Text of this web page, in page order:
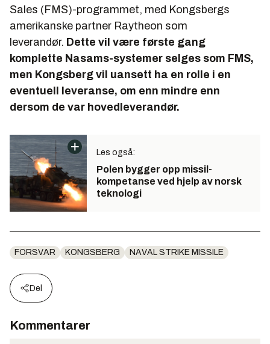
Sales (FMS)-programmet, med Kongsbergs
amerikanske partner Raytheon som
leverandør. Dette vil være første gang
komplette Nasams-systemer selges som FMS,
men Kongsberg vil uansett ha en rolle i en
eventuell leveranse, om enn mindre enn
dersom de var hovedleverandør.
Les også:
Polen bygger opp missil-
kompetanse ved hjelp av norsk
teknologi
FORSVAR KONGSBERG NAVAL STRIKE MISSILE
Del
Kommentarer